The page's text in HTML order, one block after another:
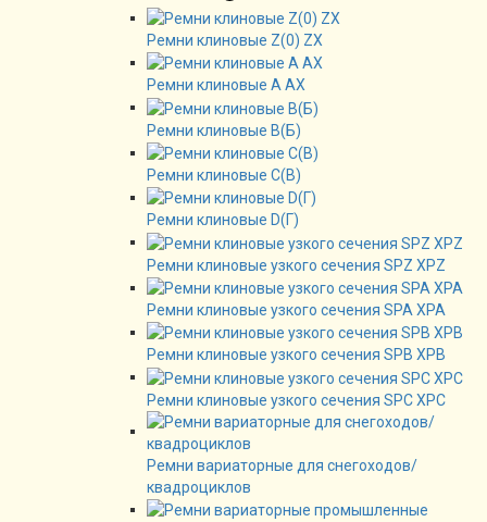
Ремни клиновые Z(0) ZX
Ремни клиновые А AX
Ремни клиновые В(Б)
Ремни клиновые C(B)
Ремни клиновые D(Г)
Ремни клиновые узкого сечения SPZ XPZ
Ремни клиновые узкого сечения SPA XPA
Ремни клиновые узкого сечения SPB XPB
Ремни клиновые узкого сечения SPC XPC
Ремни вариаторные для снегоходов/
квадроциклов